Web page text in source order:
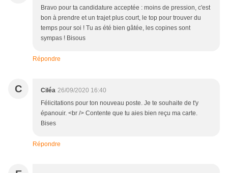
Bravo pour ta candidature acceptée : moins de pression, c'est
bon à prendre et un trajet plus court, le top pour trouver du
temps pour soi ! Tu as été bien gâtée, les copines sont
sympas ! Bisous
Répondre
C Ciléa 26/09/2020 16:40
Félicitations pour ton nouveau poste. Je te souhaite de t'y
épanouir. <br /> Contente que tu aies bien reçu ma carte.
Bises
Répondre